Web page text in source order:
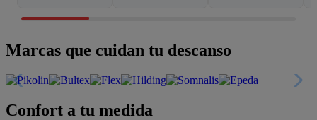
Marcas que cuidan tu descanso
Confort a tu medida